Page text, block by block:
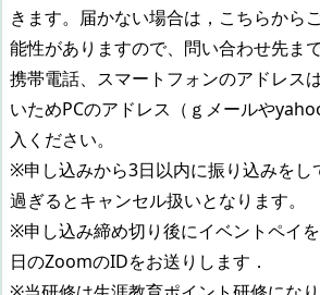
きます。届かない場合は，こちらから
能性がありますので、問い合わせ先ま
携帯電話、スマートフォンのアドレス
いためPCのアドレス（ｇメールや
入ください。
※申し込みから3日以内に振り込みをし
過ぎるとキャンセル扱いとなります。
※申し込み締め切り後にイベントペイ
日のZoomのIDをお送りします．